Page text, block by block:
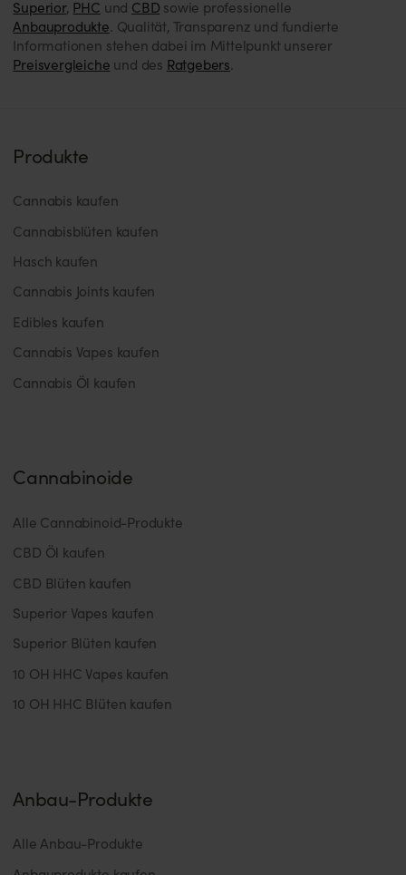
Superior, PHC und CBD sowie professionelle
Anbauprodukte. Qualität, Transparenz und fundierte
Informationen stehen dabei im Mittelpunkt unserer
Preisvergleiche und des Ratgebers.
Produkte
Cannabis kaufen
Cannabisblüten kaufen
Hasch kaufen
Cannabis Joints kaufen
Edibles kaufen
Cannabis Vapes kaufen
Cannabis Öl kaufen
Cannabinoide
Alle Cannabinoid-Produkte
CBD Öl kaufen
CBD Blüten kaufen
Superior Vapes kaufen
Superior Blüten kaufen
10 OH HHC Vapes kaufen
10 OH HHC Blüten kaufen
Anbau-Produkte
Alle Anbau-Produkte